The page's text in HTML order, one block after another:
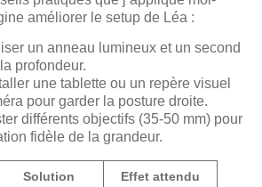
améliorer le setup de Léa :
un anneau lumineux et un second
profondeur.
une tablette ou un repère visuel
pour garder la posture droite.
différents objectifs (35-50 mm) pour
fidèle de la grandeur.
Solution
Effet attendu